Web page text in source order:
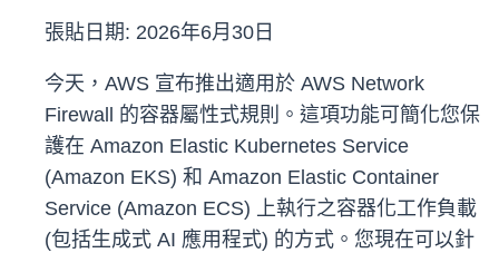
張貼日期: 2026年6月30日
今天，AWS 宣布推出適用於 AWS Network
Firewall 的容器屬性式規則。這項功能可簡化您保
護在 Amazon Elastic Kubernetes Service
(Amazon EKS) 和 Amazon Elastic Container
Service (Amazon ECS) 上執行之容器化工作負載
(包括生成式 AI 應用程式) 的方式。您現在可以針